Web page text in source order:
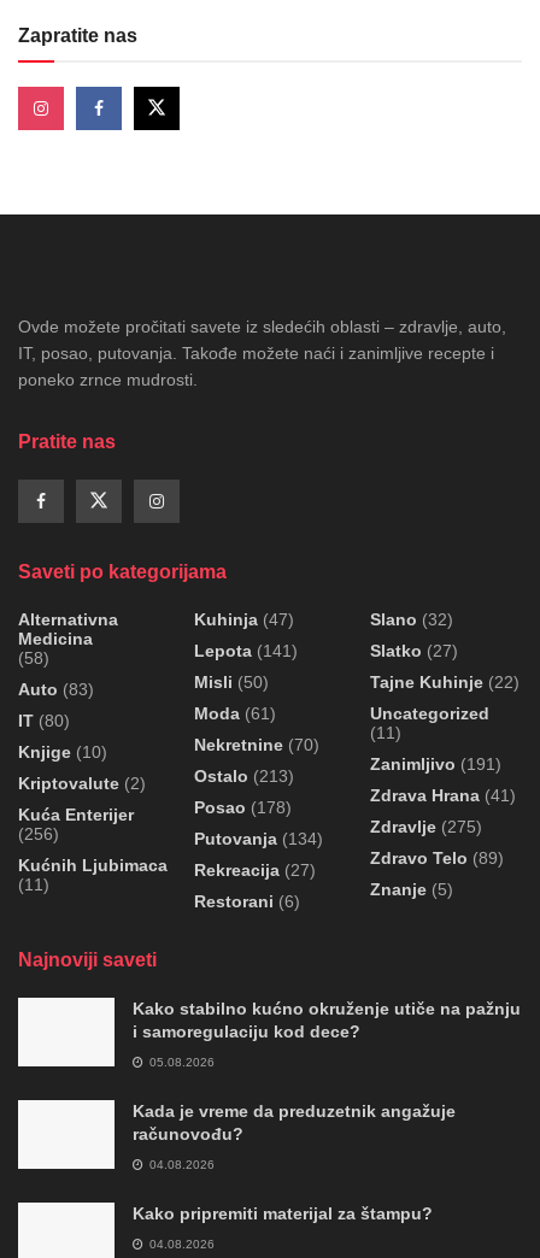
Zapratite nas
Ovde možete pročitati savete iz sledećih oblasti – zdravlje, auto,
IT, posao, putovanja. Takođe možete naći i zanimljive recepte i
poneko zrnce mudrosti.
Pratite nas
Saveti po kategorijama
Alternativna
Medicina
(58)
Auto (83)
IT (80)
Knjige (10)
Kriptovalute (2)
Kuća Enterijer
(256)
Kućnih Ljubimaca
(11)
Kuhinja (47)
Lepota (141)
Misli (50)
Moda (61)
Nekretnine (70)
Ostalo (213)
Posao (178)
Putovanja (134)
Rekreacija (27)
Restorani (6)
Slano (32)
Slatko (27)
Tajne Kuhinje (22)
Uncategorized
(11)
Zanimljivo (191)
Zdrava Hrana (41)
Zdravlje (275)
Zdravo Telo (89)
Znanje (5)
Najnoviji saveti
Kako stabilno kućno okruženje utiče na pažnju
i samoregulaciju kod dece?
05.08.2026
Kada je vreme da preduzetnik angažuje
računovođu?
04.08.2026
Kako pripremiti materijal za štampu?
04.08.2026